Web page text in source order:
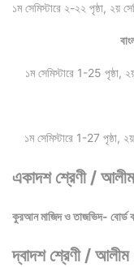
১ম সেমিস্টারে ২-২২ পৃষ্ঠা, ২য়
১ম সেমিস্টারে 1-25 পৃষ্ঠা,
১ম সেমিস্টারে 1-27 পৃষ্ঠা,
একাদশ শ্রেণী /
কুরআন মাজিদ ও তাজভিদ- বোর্ড
দ্বাদশ শ্রেণী /